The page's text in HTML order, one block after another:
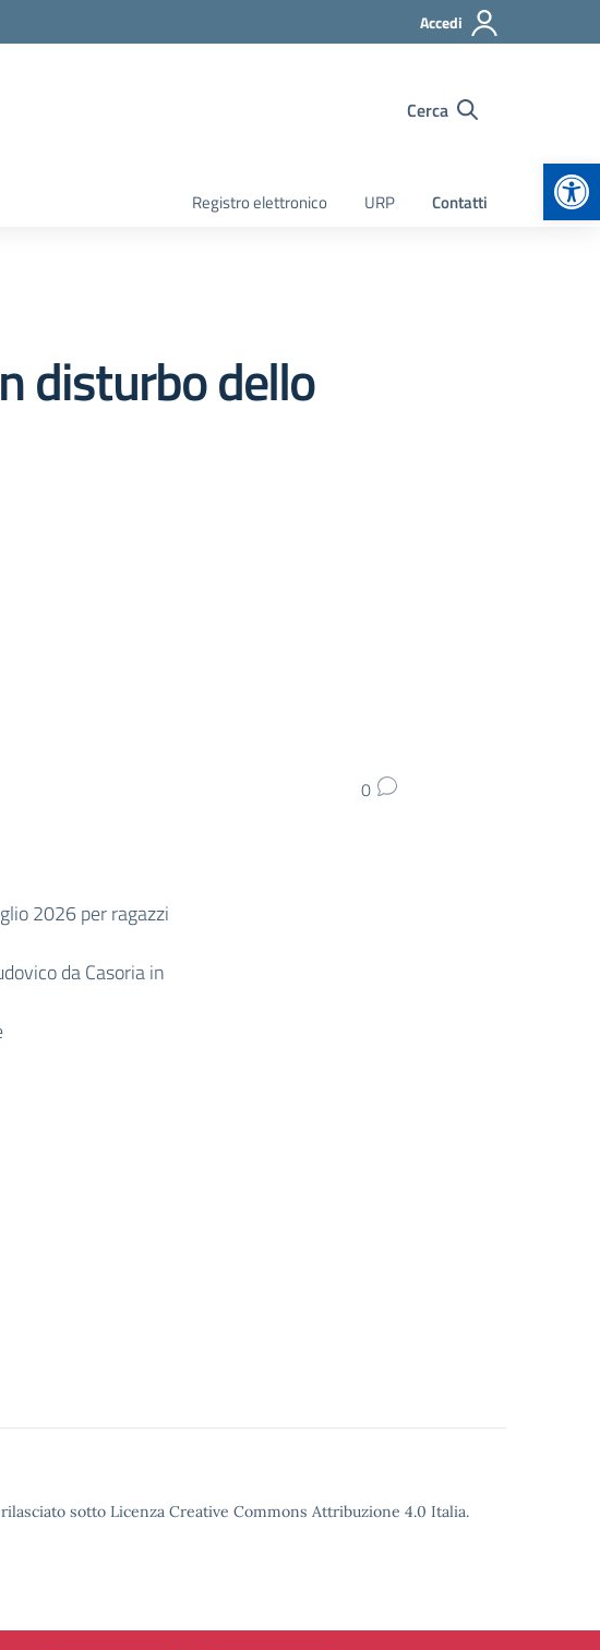
Accedi
Cerca
Registro elettronico URP Contatti
disturbo dello
0
2026 per ragazzi
da Casoria in
sotto Licenza Creative Commons Attribuzione 4.0 Italia.